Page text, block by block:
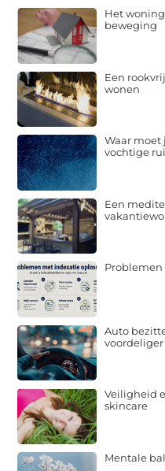
Het
beweging
Een
wonen
Waar
vochtige
Een
Problemen
Auto
voordeliger
Veiligheid
skincare
Mentale